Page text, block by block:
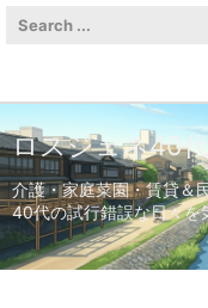
ロスジェネ40
介護・家庭菜園・賃貸＆
40代の試行錯誤な日々を